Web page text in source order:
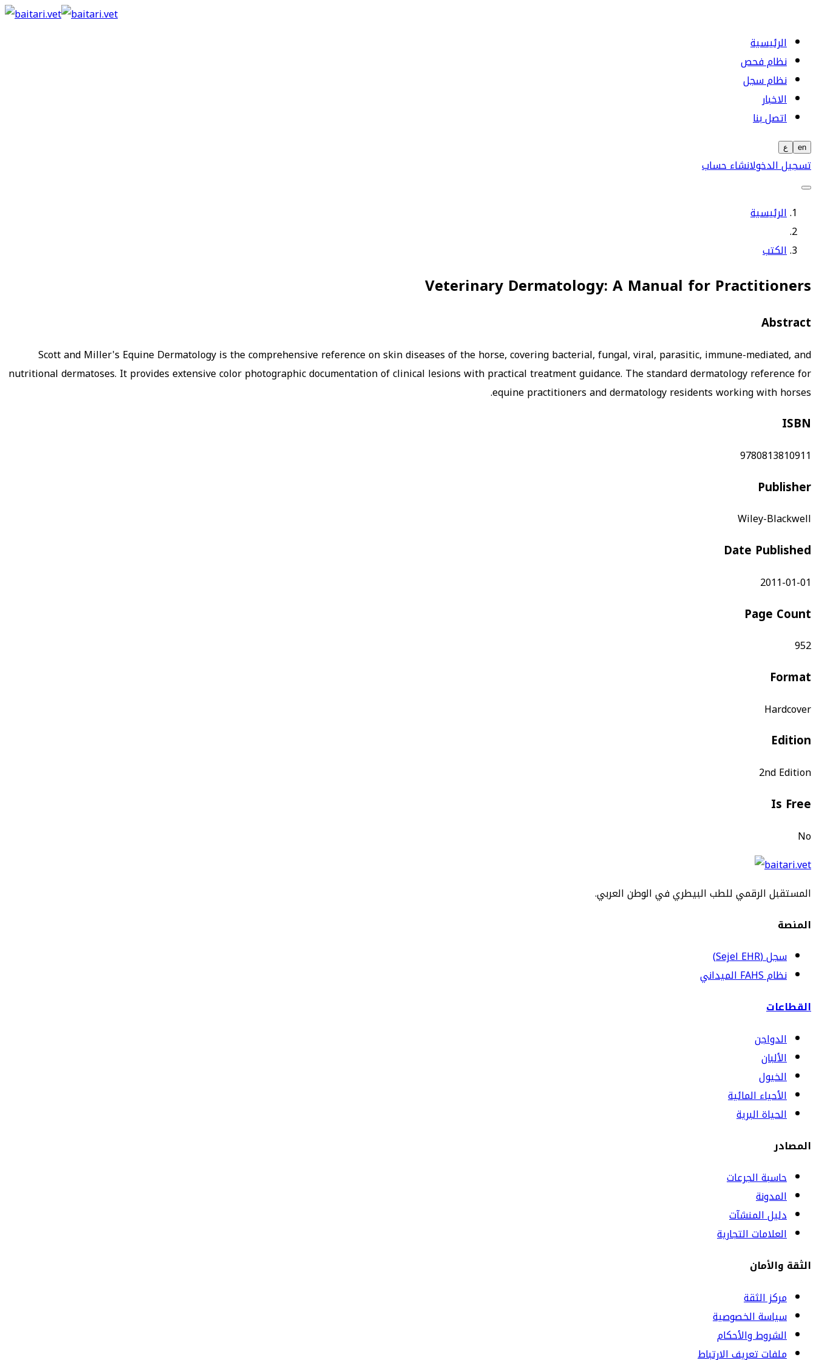
الرئيسية
نظام فحص
نظام سجل
الاخبار
اتصل بنا
en ع
تسجيل الدخولانشاء حساب
الرئيسية
الكتب
Veterinary Dermatology: A Manual for Practitioners
Abstract
Scott and Miller's Equine Dermatology is the comprehensive reference on skin diseases of the horse, covering bacterial, fungal, viral, parasitic, immune-mediated, and
nutritional dermatoses. It provides extensive color photographic documentation of clinical lesions with practical treatment guidance. The standard dermatology reference for
equine practitioners and dermatology residents working with horses.
ISBN
9780813810911
Publisher
Wiley-Blackwell
Date Published
2011-01-01
Page Count
952
Format
Hardcover
Edition
2nd Edition
Is Free
No
المستقبل الرقمي للطب البيطري في الوطن العربي.
المنصة
سجل (Sejel EHR)
نظام FAHS الميداني
القطاعات
الدواجن
الألبان
الخيول
الأحياء المائية
الحياة البرية
المصادر
حاسبة الجرعات
المدونة
دليل المنشآت
العلامات التجارية
الثقة والأمان
مركز الثقة
سياسة الخصوصية
الشروط والأحكام
ملفات تعريف الارتباط